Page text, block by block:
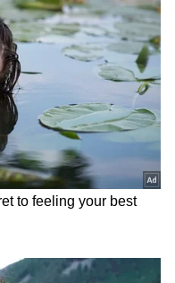
ఆర్డర్
స్టార్ట్
మ్యాచ్‌లో
ఏకంగా 5 కీలక
పవర్‌ప్లేలోనే 5
కిషన్ (13), కెప్టెన్